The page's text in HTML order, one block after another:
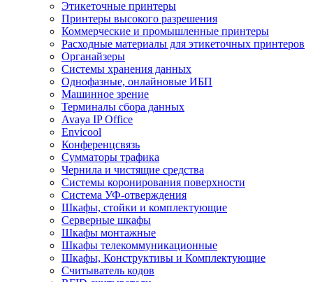
Этикеточные принтеры
Принтеры высокого разрешения
Коммерческие и промышленные принтеры
Расходные материалы для этикеточных принтеров
Органайзеры
Системы хранения данных
Однофазные, онлайновые ИБП
Машинное зрение
Терминалы сбора данных
Avaya IP Office
Envicool
Конференцсвязь
Сумматоры трафика
Чернила и чистящие средства
Системы коронирования поверхности
Cистема УФ-отверждения
Шкафы, стойки и комплектующие
Серверные шкафы
Шкафы монтажные
Шкафы телекоммуникационные
Шкафы, Конструктивы и Комплектующие
Считыватель кодов